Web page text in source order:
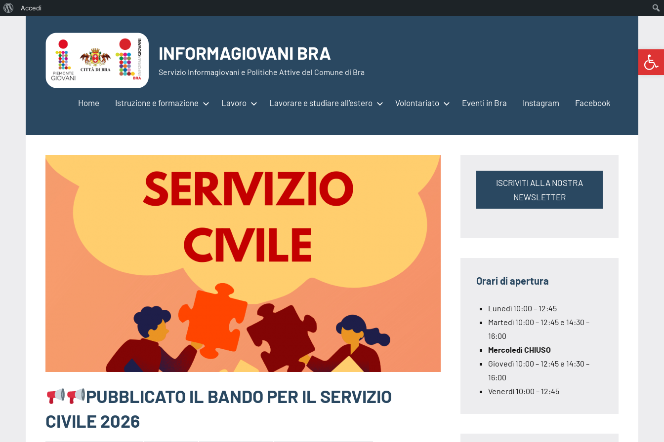
Informazioni
WordPress
Accedi
contenuto
INFORMAGIOVANI BRA
Servizio Informagiovani e Politiche Attive del Comune di Bra
Home Istruzione e formazione Lavoro Lavorare e studiare all’estero Volontariato Eventi in Bra Instagram Facebook
PUBBLICATO IL BANDO PER IL SERVIZIO
CIVILE 2026
ISCRIVITI ALLA NOSTRA
NEWSLETTER
Orari di apertura
Lunedì 10:00 – 12:45
Martedì 10:00 – 12:45 e 14:30 –
16:00
Mercoledì CHIUSO
Giovedì 10:00 – 12:45 e 14:30 –
16:00
Venerdì 10:00 – 12:45